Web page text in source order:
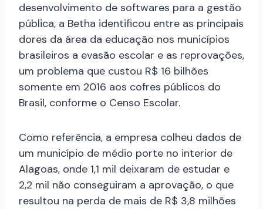
desenvolvimento de softwares para a gestão
pública, a Betha identificou entre as principais
dores da área da educação nos municípios
brasileiros a evasão escolar e as reprovações,
um problema que custou R$ 16 bilhões
somente em 2016 aos cofres públicos do
Brasil, conforme o Censo Escolar.
Como referência, a empresa colheu dados de
um município de médio porte no interior de
Alagoas, onde 1,1 mil deixaram de estudar e
2,2 mil não conseguiram a aprovação, o que
resultou na perda de mais de R$ 3,8 milhões